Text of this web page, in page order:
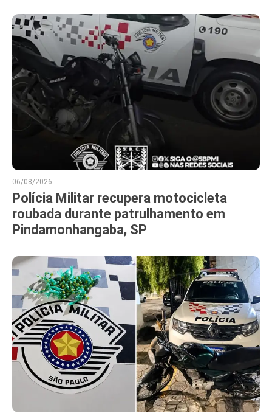
06/08/2026
Polícia Militar recupera motocicleta
roubada durante patrulhamento em
Pindamonhangaba, SP